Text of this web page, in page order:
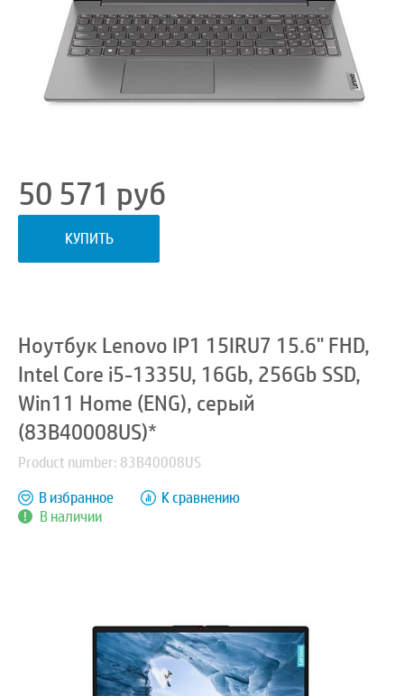
50 571 руб
КУПИТЬ
Ноутбук Lenovo IP1 15IRU7 15.6" FHD,
Intel Core i5-1335U, 16Gb, 256Gb SSD,
Win11 Home (ENG), серый
(83B40008US)*
Product number: 83B40008US
В наличии
В избранное К сравнению